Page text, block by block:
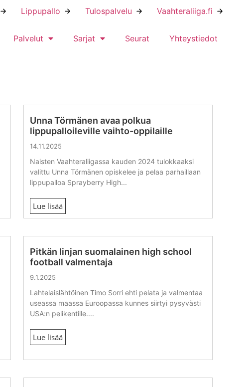
Lippupallo Tulospalvelu Vaahteraliiga.fi
Palvelut Sarjat Seurat Yhteystiedot
Unna Törmänen avaa polkua
lippupalloileville vaihto-oppilaille
14.11.2025
Naisten Vaahteraliigassa kauden 2024 tulokkaaksi
valittu Unna Törmänen opiskelee ja pelaa parhaillaan
lippupalloa Sprayberry High...
Lue lisää
Pitkän linjan suomalainen high school
football valmentaja
9.1.2025
Lahtelaislähtöinen Timo Sorri ehti pelata ja valmentaa
useassa maassa Euroopassa kunnes siirtyi pysyvästi
USA:n pelikentille....
Lue lisää